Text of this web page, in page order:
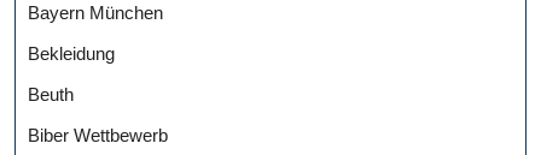
Bayern München
Bekleidung
Beuth
Biber Wettbewerb